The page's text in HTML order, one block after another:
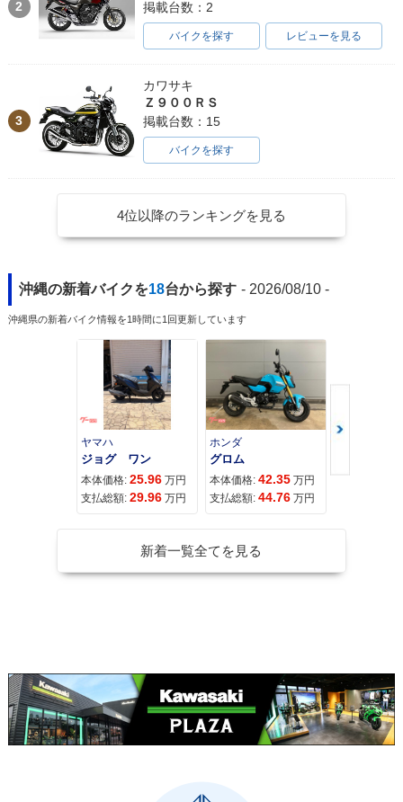
2
掲載台数：2
バイクを探す レビューを見る
3
カワサキ
Ｚ９００ＲＳ
掲載台数：15
バイクを探す
4位以降のランキングを見る
沖縄の新着バイクを18台から探す - 2026/08/10 -
沖縄県の新着バイク情報を1時間に1回更新しています
ヤマハ
ジョグ ワン
本体価格: 25.96 万円
支払総額: 29.96 万円
ホンダ
グロム
本体価格: 42.35 万円
支払総額: 44.76 万円
新着一覧全てを見る